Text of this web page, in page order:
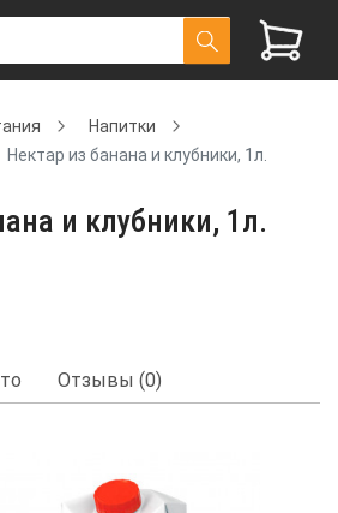
Напитки
Нектар из банана и клубники, 1л.
и клубники, 1л.
Отзывы (0)